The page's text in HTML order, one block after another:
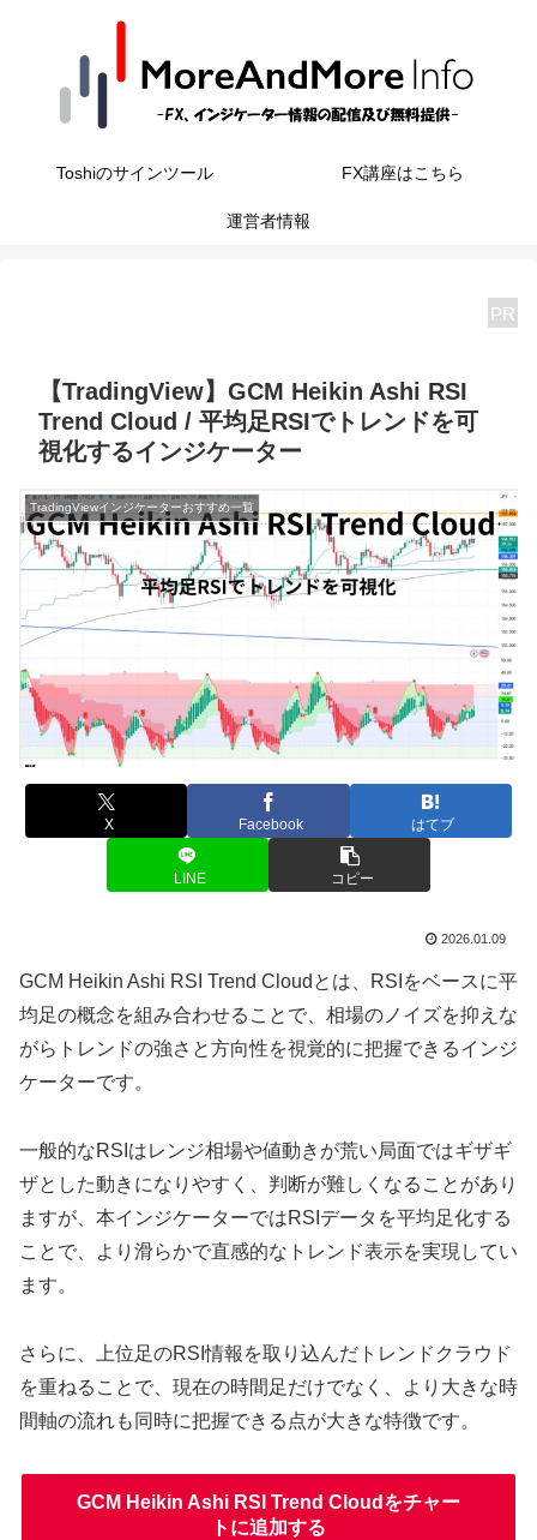
Toshiのサインツール FX講座はこちら
運営者情報
PR
【TradingView】GCM Heikin Ashi RSI
Trend Cloud / 平均足RSIでトレンドを可
視化するインジケーター
TradingViewインジケーターおすすめ一覧
X Facebook はてブ
LINE コピー
2026.01.09
GCM Heikin Ashi RSI Trend Cloudとは、RSIをベースに平
均足の概念を組み合わせることで、相場のノイズを抑えな
がらトレンドの強さと方向性を視覚的に把握できるインジ
ケーターです。
一般的なRSIはレンジ相場や値動きが荒い局面ではギザギ
ザとした動きになりやすく、判断が難しくなることがあり
ますが、本インジケーターではRSIデータを平均足化する
ことで、より滑らかで直感的なトレンド表示を実現してい
ます。
さらに、上位足のRSI情報を取り込んだトレンドクラウド
を重ねることで、現在の時間足だけでなく、より大きな時
間軸の流れも同時に把握できる点が大きな特徴です。
GCM Heikin Ashi RSI Trend Cloudをチャー
トに追加する